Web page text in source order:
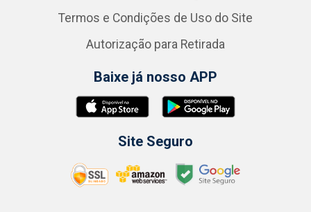
Termos e Condições de Uso do Site
Autorização para Retirada
Baixe já nosso APP
Site Seguro